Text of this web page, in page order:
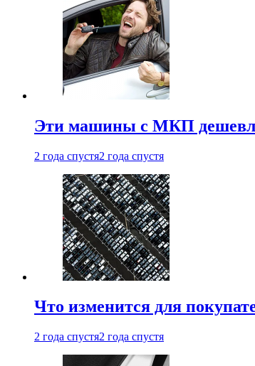
Эти машины с МКП
2 года спустя2 года спустя
Что изменится для
2 года спустя2 года спустя